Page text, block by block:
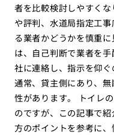
者を比較検討しやすく
や評判、水道局指定工
る業者かどうかを慎重
は、自己判断で業者を
社に連絡し、指示を仰
通常、貸主側にあり、
性があります。 トイレ
のですが、この記事で
方のポイントを参考に